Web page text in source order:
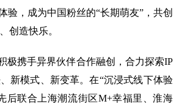
验，成为中国粉丝的“长期萌友”，共创
创造快乐。
极携手异界伙伴合作融创，合力探索IP
新模式、新变革。在“沉浸式线下体验
后联合上海潮流街区M+幸福里、淮海